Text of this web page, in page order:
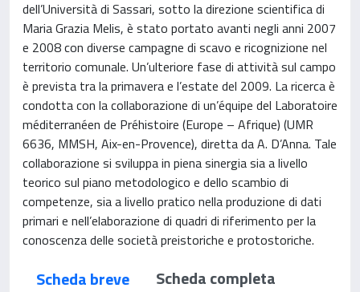
dell’Università di Sassari, sotto la direzione scientifica di
Maria Grazia Melis, è stato portato avanti negli anni 2007
e 2008 con diverse campagne di scavo e ricognizione nel
territorio comunale. Un’ulteriore fase di attività sul campo
è prevista tra la primavera e l’estate del 2009. La ricerca è
condotta con la collaborazione di un’équipe del Laboratoire
méditerranéen de Préhistoire (Europe – Afrique) (UMR
6636, MMSH, Aix-en-Provence), diretta da A. D’Anna. Tale
collaborazione si sviluppa in piena sinergia sia a livello
teorico sul piano metodologico e dello scambio di
competenze, sia a livello pratico nella produzione di dati
primari e nell’elaborazione di quadri di riferimento per la
conoscenza delle società preistoriche e protostoriche.
Scheda breve
Scheda completa